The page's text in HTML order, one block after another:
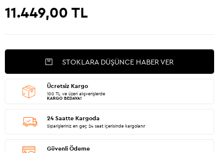
11.449,00 TL
STOKLARA DÜŞÜNCE HABER VER
Ücretsiz Kargo
100 TL ve üzeri alışverişlerde
KARGO BEDAVA!
24 Saatte Kargoda
Siparişleriniz en geç 24 saat içerisinde kargolanır
Güvenli Ödeme